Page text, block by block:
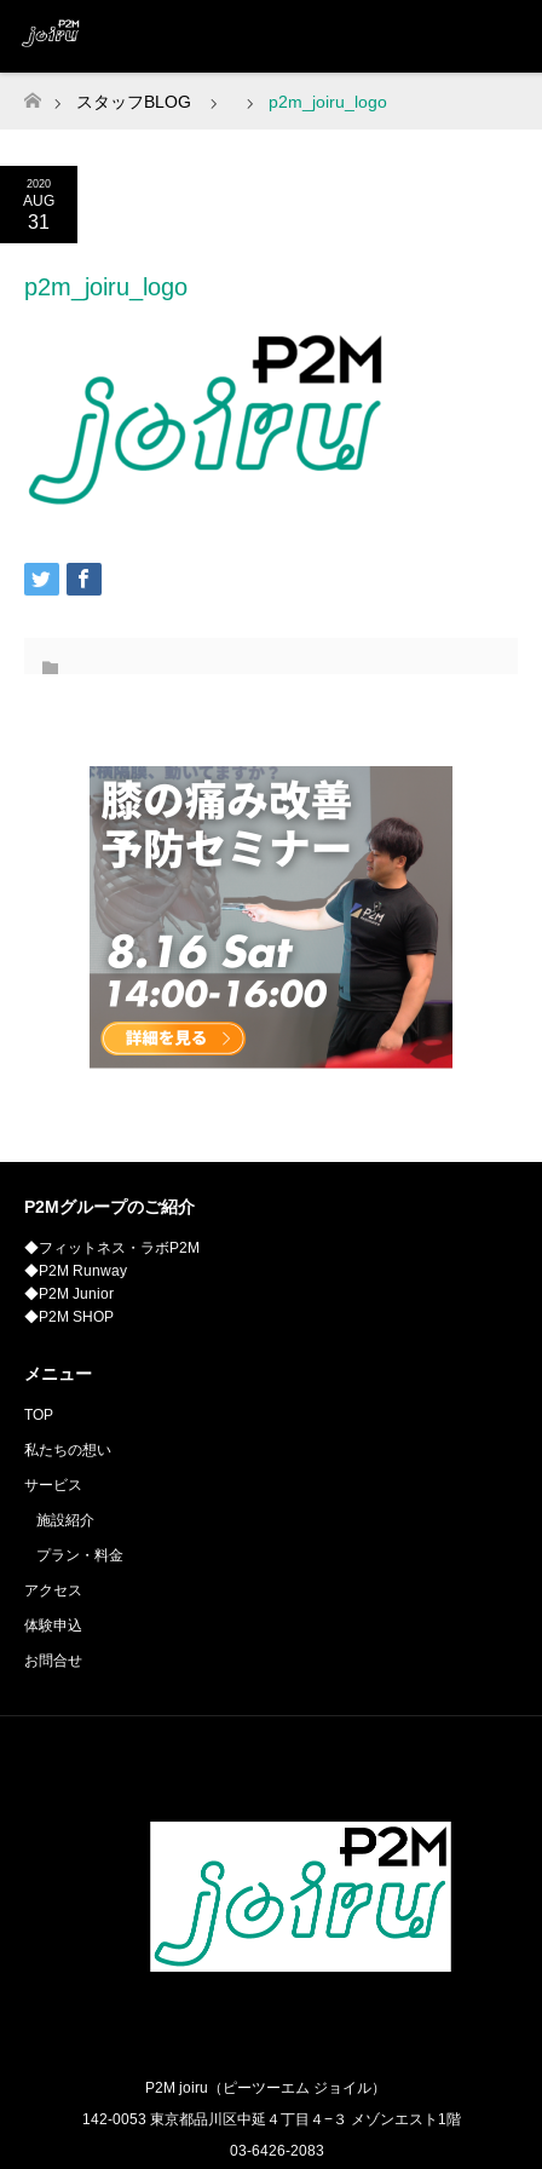
ホーム
スタッフBLOG p2m_joiru_logo
2020
AUG
31
p2m_joiru_logo
P2Mグループのご紹介
◆フィットネス・ラボP2M
◆P2M Runway
◆P2M Junior
◆P2M SHOP
メニュー
TOP
私たちの想い
サービス
施設紹介
プラン・料金
アクセス
体験申込
お問合せ
P2M joiru（ピーツーエム ジョイル）
142-0053 東京都品川区中延４丁目４−３ メゾンエスト1階
03-6426-2083